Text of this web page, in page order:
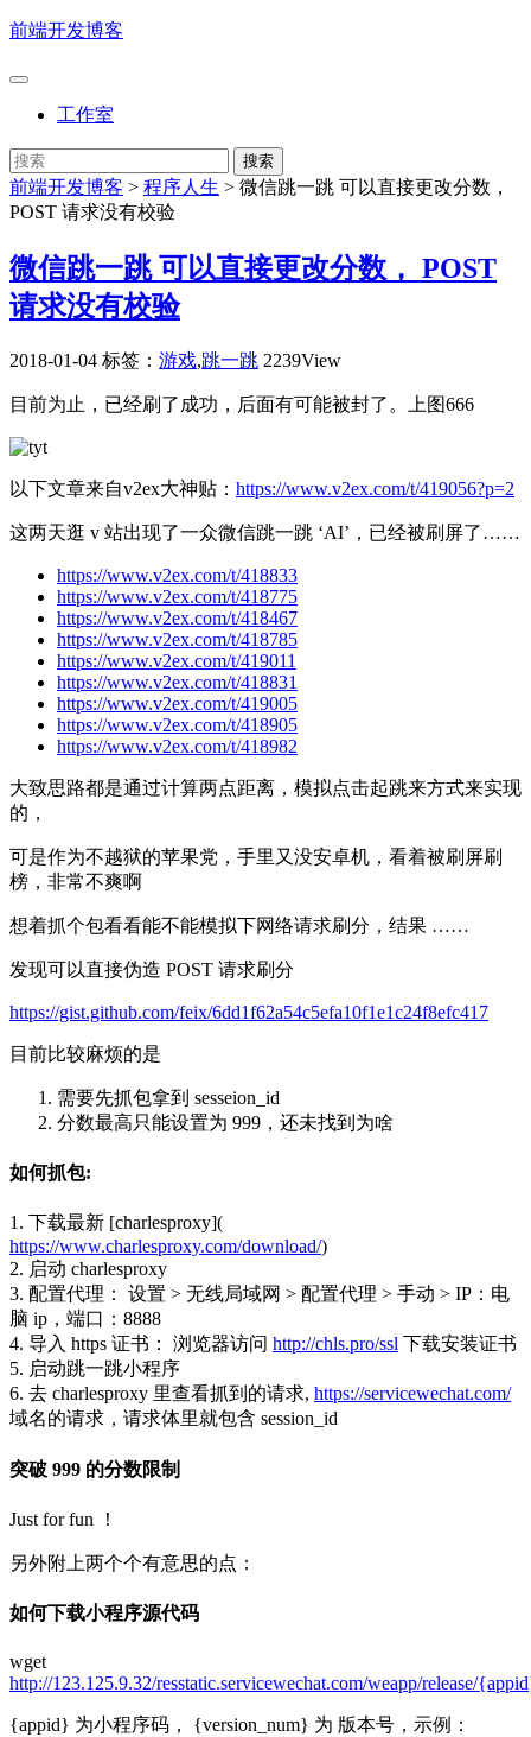
前端开发博客
工作室
前端开发博客 > 程序人生 > 微信跳一跳 可以直接更改分数，
POST 请求没有校验
微信跳一跳 可以直接更改分数， POST
请求没有校验
2018-01-04 标签： 游戏,跳一跳 2239View
目前为止，已经刷了成功，后面有可能被封了。上图666
以下文章来自v2ex大神贴： https://www.v2ex.com/t/419056?p=2
这两天逛 v 站出现了一众微信跳一跳 ‘AI’，已经被刷屏了……
https://www.v2ex.com/t/418833
https://www.v2ex.com/t/418775
https://www.v2ex.com/t/418467
https://www.v2ex.com/t/418785
https://www.v2ex.com/t/419011
https://www.v2ex.com/t/418831
https://www.v2ex.com/t/419005
https://www.v2ex.com/t/418905
https://www.v2ex.com/t/418982
大致思路都是通过计算两点距离，模拟点击起跳来方式来实现
的，
可是作为不越狱的苹果党，手里又没安卓机，看着被刷屏刷
榜，非常不爽啊
想着抓个包看看能不能模拟下网络请求刷分，结果 ……
发现可以直接伪造 POST 请求刷分
https://gist.github.com/feix/6dd1f62a54c5efa10f1e1c24f8efc417
目前比较麻烦的是
需要先抓包拿到 sesseion_id
分数最高只能设置为 999，还未找到为啥
如何抓包:
1. 下载最新 [charlesproxy](
https://www.charlesproxy.com/download/)
2. 启动 charlesproxy
3. 配置代理： 设置 > 无线局域网 > 配置代理 > 手动 > IP：电
脑 ip，端口：8888
4. 导入 https 证书： 浏览器访问 http://chls.pro/ssl 下载安装证书
5. 启动跳一跳小程序
6. 去 charlesproxy 里查看抓到的请求, https://servicewechat.com/
域名的请求，请求体里就包含 session_id
突破 999 的分数限制
Just for fun ！
另外附上两个个有意思的点：
如何下载小程序源代码
wget
http://123.125.9.32/resstatic.servicewechat.com/weapp/release/
{appid} 为小程序码， {version_num} 为 版本号，示例：